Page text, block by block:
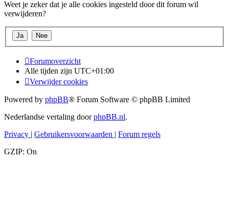
Weet je zeker dat je alle cookies ingesteld door dit forum wil
verwijderen?
Forumoverzicht
Alle tijden zijn UTC+01:00
Verwijder cookies
Powered by phpBB® Forum Software © phpBB Limited
Nederlandse vertaling doorphpBB.nl.
Privacy | Gebruikersvoorwaarden | Forum regels
GZIP: On